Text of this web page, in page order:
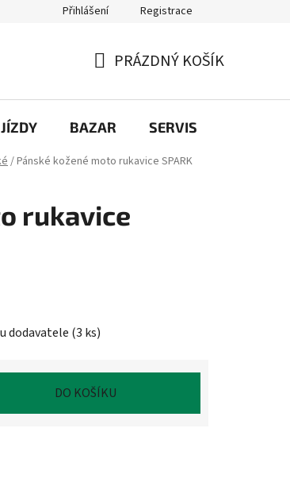
Přihlášení Registrace
KOŠÍK
PRÁZDNÝ KOŠÍK
BAZAR SERVIS
/Pánské kožené moto rukavice SPARK
rukavice
dodavatele (3 ks)
DO KOŠÍKU